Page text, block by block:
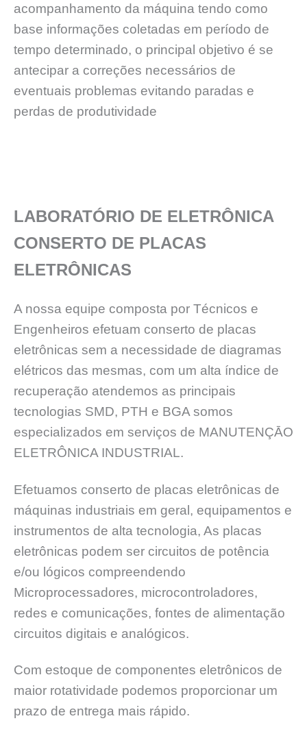
acompanhamento da máquina tendo como
base informações coletadas em período de
tempo determinado, o principal objetivo é se
antecipar a correções necessários de
eventuais problemas evitando paradas e
perdas de produtividade
LABORATÓRIO DE ELETRÔNICA
CONSERTO DE PLACAS
ELETRÔNICAS
A nossa equipe composta por Técnicos e
Engenheiros efetuam conserto de placas
eletrônicas sem a necessidade de diagramas
elétricos das mesmas, com um alta índice de
recuperação atendemos as principais
tecnologias SMD, PTH e BGA somos
especializados em serviços de MANUTENÇĀO
ELETRÔNICA INDUSTRIAL.
Efetuamos conserto de placas eletrônicas de
máquinas industriais em geral, equipamentos e
instrumentos de alta tecnologia, As placas
eletrônicas podem ser circuitos de potência
e/ou lógicos compreendendo
Microprocessadores, microcontroladores,
redes e comunicações, fontes de alimentação
circuitos digitais e analógicos.
Com estoque de componentes eletrônicos de
maior rotatividade podemos proporcionar um
prazo de entrega mais rápido.